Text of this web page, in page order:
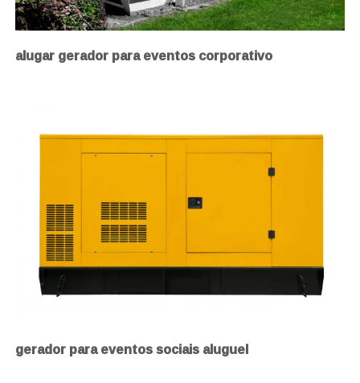
alugar gerador para eventos corporativo
gerador para eventos sociais aluguel